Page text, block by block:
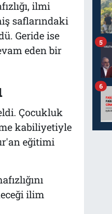
ilmi
saflarındaki
Geride ise
eden bir
Çocukluk
kabiliyetiyle
eğitimi
ilim
5
6